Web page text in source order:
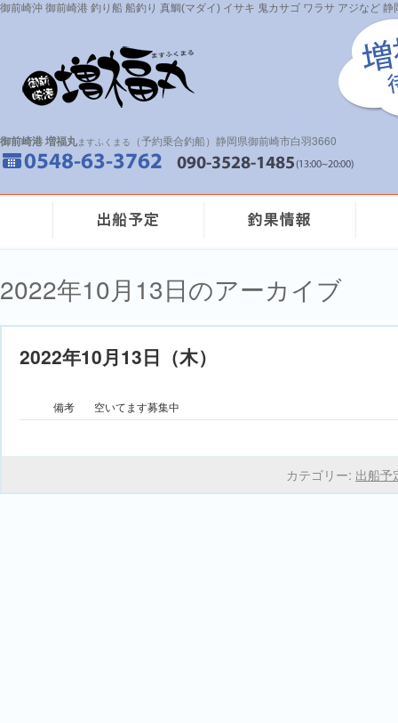
御前崎沖 御前崎港 釣り船 船釣り 真鯛(マダイ) イサキ 鬼カサゴ ワラサ アジなど
御前崎港 増福丸ますふくまる （予約乗合釣船）静岡県御前崎市白羽3660
2022年10月13日のアーカイブ
2022年10月13日（木）
備考 空いてます募集中
カテゴリー: 出船予